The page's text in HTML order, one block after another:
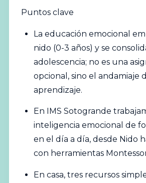
Puntos clave
La educación emocional
nido (0-3 años) y se
adolescencia; no es una
opcional, sino el andamiaje
aprendizaje.
En IMS Sotogrande
inteligencia emocional de
en el día a día, desde Nido
con herramientas
En casa, tres recursos